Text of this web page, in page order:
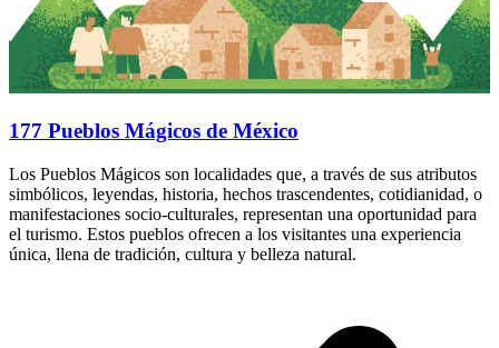
177 Pueblos Mágicos de México
Los Pueblos Mágicos son localidades que, a través de sus atributos
simbólicos, leyendas, historia, hechos trascendentes, cotidianidad, o
manifestaciones socio-culturales, representan una oportunidad para
el turismo. Estos pueblos ofrecen a los visitantes una experiencia
única, llena de tradición, cultura y belleza natural.